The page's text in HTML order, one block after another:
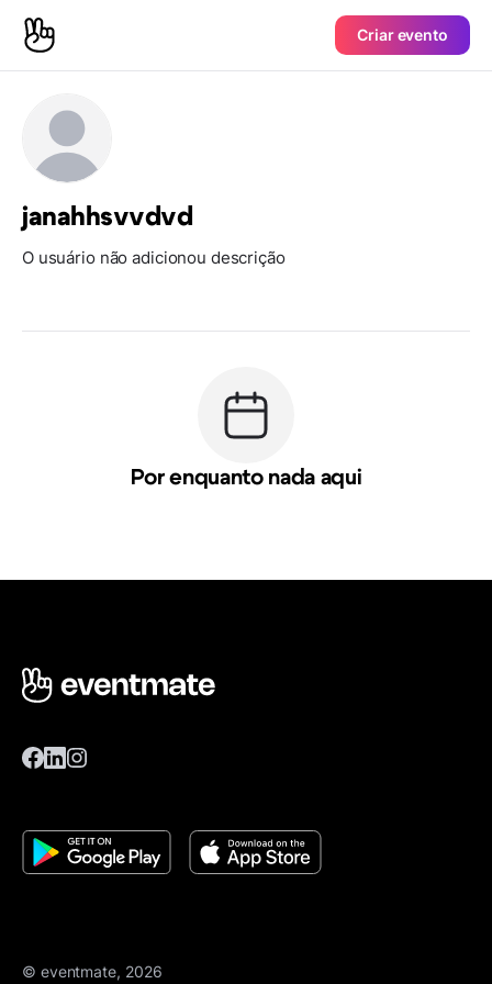
Criar evento
janahhsvvdvd
O usuário não adicionou descrição
Por enquanto nada aqui
© eventmate, 2026